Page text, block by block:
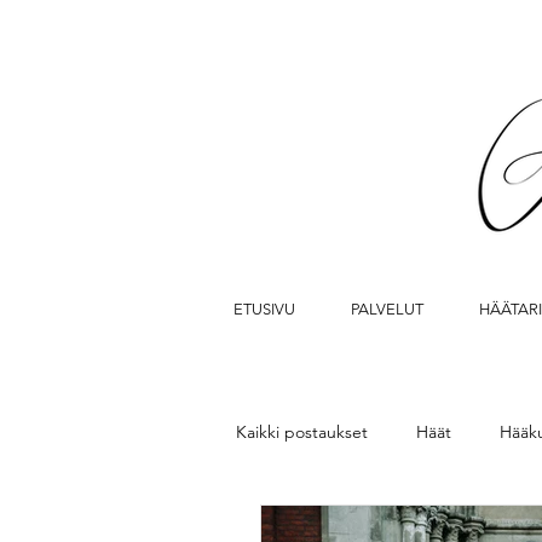
ETUSIVU PALVELUT
Kaikki postaukset Häät
Johanneksenkirkko